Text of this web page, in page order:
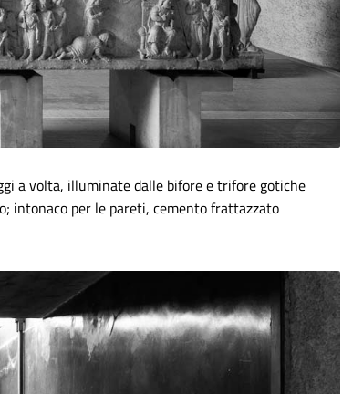
a volta, illuminate dalle bifore e trifore gotiche
intonaco per le pareti, cemento frattazzato